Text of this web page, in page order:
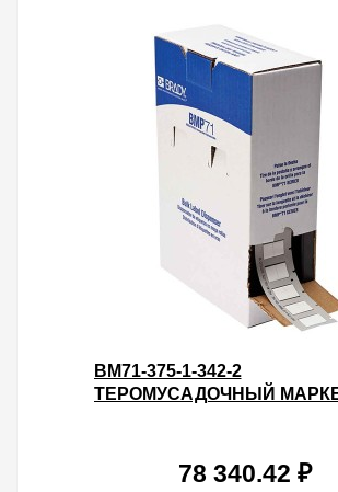
BM71-375-1-342-2
ТЕРОМУСАДОЧНЫЙ
78 340.42 ₽